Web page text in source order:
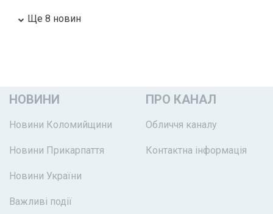
Ще 8 новин
НОВИНИ
Новини Коломийщини
Новини Прикарпаття
Новини України
Важливі події
ПРО КАНАЛ
Обличчя каналу
Контактна інформація